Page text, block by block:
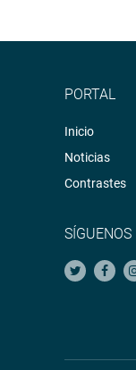
PORTAL
Inicio
Noticias
Contrastes
SÍGUENOS